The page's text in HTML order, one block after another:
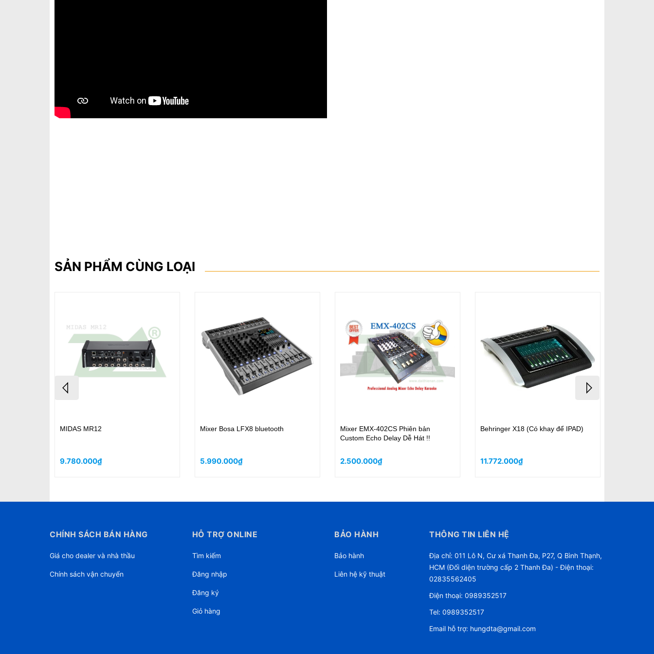
SẢN PHẨM CÙNG LOẠI
MIDAS MR12
9.780.000₫
Mixer Bosa LFX8 bluetooth
5.990.000₫
Mixer EMX-402CS Phiên bản
Custom Echo Delay Dễ Hát !!
2.500.000₫
Behringer X18 (Có khay để IPAD)
11.772.000₫
CHÍNH SÁCH BÁN HÀNG
Giá cho dealer và nhà thầu
Chính sách vận chuyển
HỖ TRỢ ONLINE
Tìm kiếm
Đăng nhập
Đăng ký
Giỏ hàng
BẢO HÀNH
Bảo hành
Liên hệ kỹ thuật
THÔNG TIN LIÊN HỆ
Địa chỉ: 011 Lô N, Cư xá Thanh Đa, P27, Q Bình Thạnh,
HCM (Đối diện trường cấp 2 Thanh Đa) - Điện thoại:
02835562405
Điện thoại: 0989352517
Tel: 0989352517
Email hỗ trợ: hungdta@gmail.com